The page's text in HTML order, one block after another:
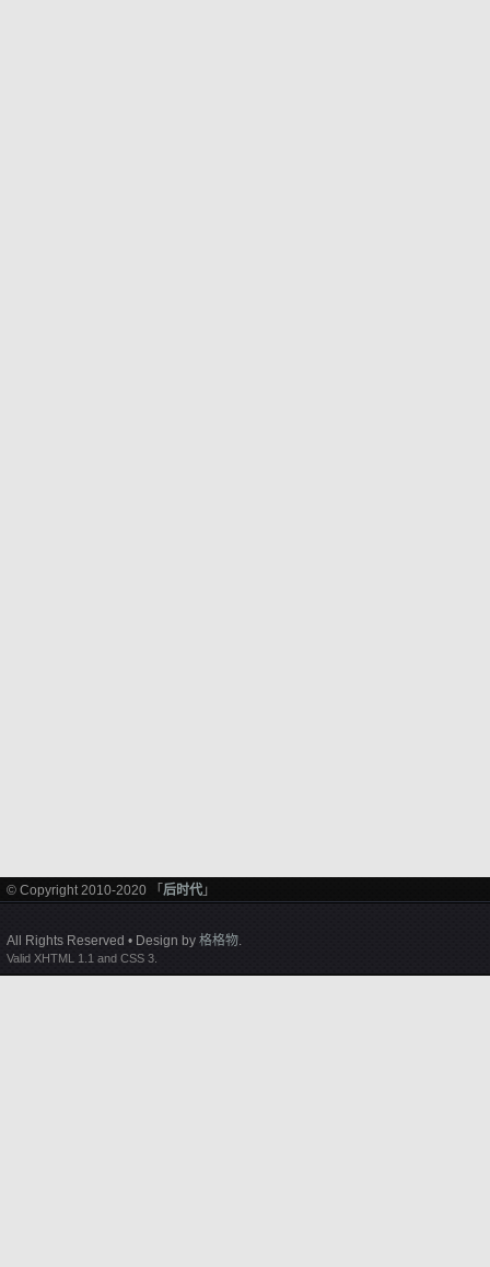
© Copyright 2010-2020 「 后时代 」
All Rights Reserved • Design by 格格物.
Valid XHTML 1.1 and CSS 3.